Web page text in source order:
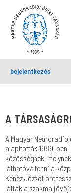
bejelentkezés
A
A Magyar
alapították 1989-ben,
közösségnek,
láthatóvá tenni a
Kenéz József
látták a szakma